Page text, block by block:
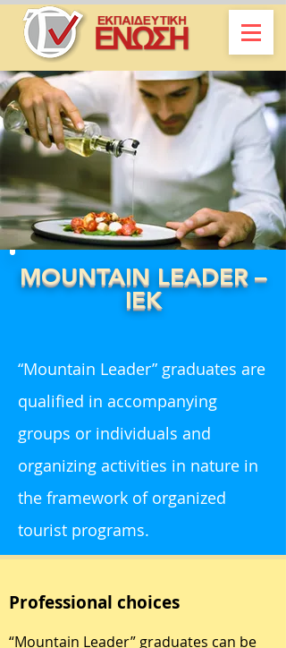
MOUNTAIN LEADER –
IEK
“Mountain Leader” graduates are
qualified in accompanying
groups or individuals and
organizing activities in nature in
the framework of organized
tourist programs.
Professional choices
“Mountain Leader” graduates can be